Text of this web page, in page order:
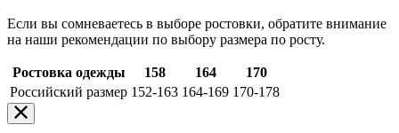
Если вы сомневаетесь в выборе ростовки, обратите внимание
на наши рекомендации по выбору размера по росту.
Ростовка одежды 158 164
170
Российский размер 152-163 164-169 170-178